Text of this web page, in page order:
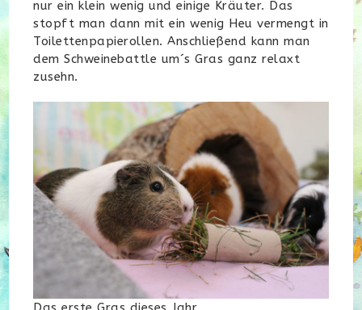
nur ein klein wenig und einige Kräuter. Das
stopft man dann mit ein wenig Heu vermengt in
Toilettenpapierollen. Anschließend kann man
dem Schweinebattle um´s Gras ganz relaxt
zusehn.